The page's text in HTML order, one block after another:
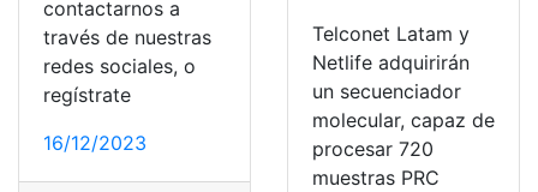
contactarnos a
través de nuestras
redes sociales, o
regístrate
16/12/2023
Telconet Latam y
Netlife adquirirán
un secuenciador
molecular, capaz de
procesar 720
muestras PRC